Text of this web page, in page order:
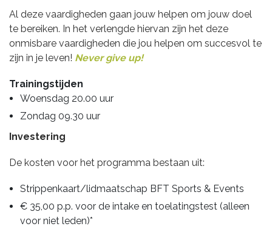
Al deze vaardigheden gaan jouw helpen om jouw doel
te bereiken. In het verlengde hiervan zijn het deze
onmisbare vaardigheden die jou helpen om succesvol te
zijn in je leven! Never give up!
Trainingstijden
Woensdag 20.00 uur
Zondag 09.30 uur
Investering
De kosten voor het programma bestaan uit:
Strippenkaart/lidmaatschap BFT Sports & Events
€ 35,00 p.p. voor de intake en toelatingstest (alleen
voor niet leden)*